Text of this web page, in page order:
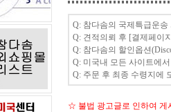
Q: 참다솜의 국제특급운
Q: 견적의뢰 후 [결제페이
Q: 참다솜의 할인옵션
Q: 미국내 모든 사이트에
Q: 주문 후 최종 수령지에
☆ 불법 광고글로 인하여 게